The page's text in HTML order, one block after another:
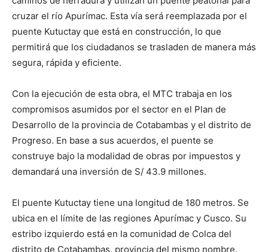
cruzar el río Apurímac. Esta vía será reemplazada por el
puente Kutuctay que está en construcción, lo que
permitirá que los ciudadanos se trasladen de manera más
segura, rápida y eficiente.
Con la ejecución de esta obra, el MTC trabaja en los
compromisos asumidos por el sector en el Plan de
Desarrollo de la provincia de Cotabambas y el distrito de
Progreso. En base a sus acuerdos, el puente se
construye bajo la modalidad de obras por impuestos y
demandará una inversión de S/ 43.9 millones.
El puente Kutuctay tiene una longitud de 180 metros. Se
ubica en el límite de las regiones Apurímac y Cusco. Su
estribo izquierdo está en la comunidad de Colca del
distrito de Cotabambas, provincia del mismo nombre,